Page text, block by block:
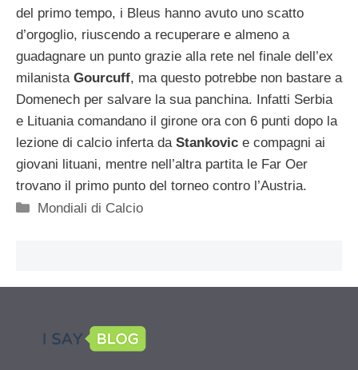
del primo tempo, i Bleus hanno avuto uno scatto
d’orgoglio, riuscendo a recuperare e almeno a
guadagnare un punto grazie alla rete nel finale dell’ex
milanista Gourcuff, ma questo potrebbe non bastare a
Domenech per salvare la sua panchina. Infatti Serbia
e Lituania comandano il girone ora con 6 punti dopo la
lezione di calcio inferta da Stankovic e compagni ai
giovani lituani, mentre nell’altra partita le Far Oer
trovano il primo punto del torneo contro l’Austria.
Categorie
Mondiali di Calcio